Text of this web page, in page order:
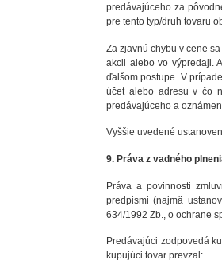
predávajúceho za
pre tento typ/druh tovaru
Za zjavnú chybu v cene
akcii alebo vo výpredaji.
ďalšom postupe. V
účet alebo adresu v čo
predávajúceho a
Vyššie uvedené
9. Práva z vadného
Práva a povinnosti
predpismi (najmä
634/1992 Zb., o ochrane
Predávajúci zodpovedá
kupujúci tovar prevzal: